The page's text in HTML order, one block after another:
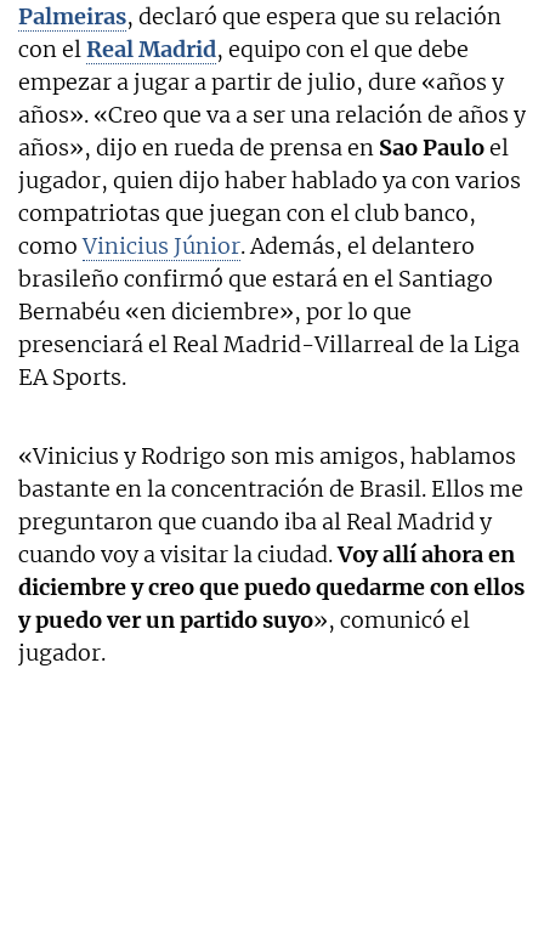
Palmeiras, declaró que espera que su relación
con elReal Madrid, equipo con el que debe
empezar a jugar a partir de julio, dure «años y
años». «Creo que va a ser una relación de años y
años», dijo en rueda de prensa en Sao Pauloel
jugador, quien dijo haber hablado ya con varios
compatriotas que juegan con el club banco,
comoVinicius Júnior. Además, el delantero
brasileño confirmó que estará en el Santiago
Bernabéu «en diciembre», por lo que
presenciará el Real Madrid-Villarreal de la Liga
EA Sports.
«Vinicius y Rodrigo son mis amigos, hablamos
bastante en la concentración de Brasil. Ellos me
preguntaron que cuando iba al Real Madrid y
cuando voy a visitar la ciudad.Voy allí ahora en
diciembre y creo que puedo quedarme con ellos
y puedo ver un partido suyo», comunicó el
jugador.